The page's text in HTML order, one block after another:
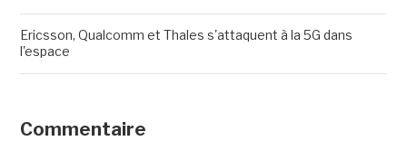
Ericsson, Qualcomm et Thales s'attaquent à la 5G dans
l'espace
Commentaire